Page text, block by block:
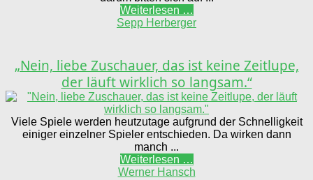
Weiterlesen …
Sepp Herberger
„Nein, liebe Zuschauer, das ist keine Zeitlupe,
der läuft wirklich so langsam.“
Viele Spiele werden heutzutage aufgrund der Schnelligkeit
einiger einzelner Spieler entschieden. Da wirken dann
manch ...
Weiterlesen …
Werner Hansch